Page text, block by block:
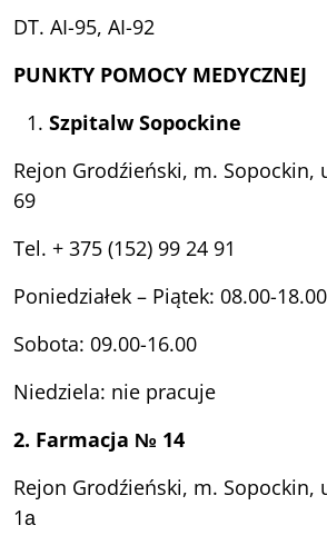
DT. AI-95, AI-92
PUNKTY POMOCY MEDYCZNEJ
Szpitalw Sopockine
Rejon Grodźieński, m. Sopockin,
69
Tel. + 375 (152) 99 24 91
Poniedziałek – Piątek: 08.00-18.00
Sobota: 09.00-16.00
Niedziela: nie pracuje
2. Farmacja № 14
Rejon Grodźieński, m. Sopockin,
1а